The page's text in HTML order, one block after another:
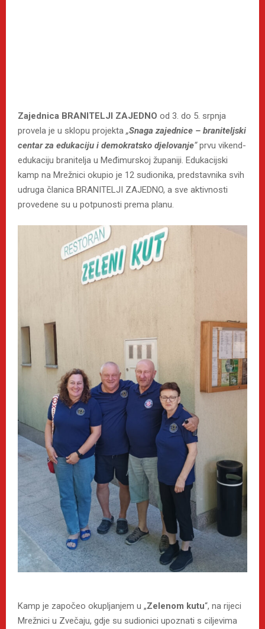
Zajednica BRANITELJI ZAJEDNO od 3. do 5. srpnja
provela je u sklopu projekta „Snaga zajednice – braniteljski
centar za edukaciju i demokratsko djelovanje“prvu vikend-
edukaciju branitelja u Međimurskoj županiji. Edukacijski
kamp na Mrežnici okupio je 12 sudionika, predstavnika svih
udruga članica BRANITELJI ZAJEDNO, a sve aktivnosti
provedene su u potpunosti prema planu.
Kamp je započeo okupljanjem u „Zelenom kutu“, na rijeci
Mrežnici u Zvečaju, gdje su sudionici upoznati s ciljevima